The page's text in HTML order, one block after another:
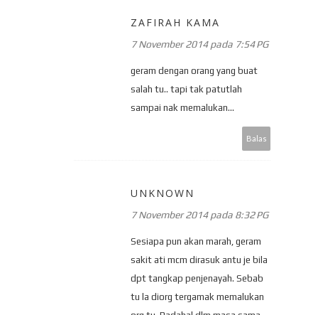
ZAFIRAH KAMA
7 November 2014 pada 7:54 PG
geram dengan orang yang buat
salah tu.. tapi tak patutlah
sampai nak memalukan...
Balas
UNKNOWN
7 November 2014 pada 8:32 PG
Sesiapa pun akan marah, geram
sakit ati mcm dirasuk antu je bila
dpt tangkap penjenayah. Sebab
tu la diorg tergamak memalukan